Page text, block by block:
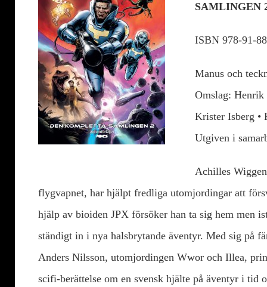
SAMLINGEN
ISBN 978-91-
Manus och
Omslag: Henrik
Krister Isberg •
Utgiven i
Achilles
flygvapnet, har hjälpt fredliga utomjordingar att
hjälp av bioiden JPX försöker han ta sig hem men
ständigt in i nya halsbrytande äventyr. Med sig på
Anders Nilsson, utomjordingen Wwor och Illea,
scifi-berättelse om en svensk hjälte på äventyr i tid